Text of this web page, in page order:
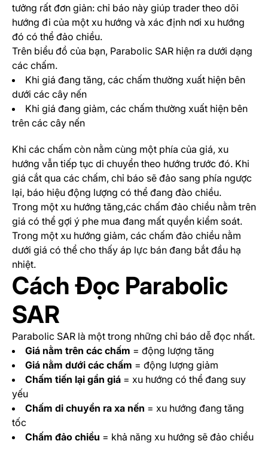
tưởng rất đơn giản: chỉ báo này giúp trader theo dõi
hướng đi của một xu hướng và xác định nơi xu hướng
đó có thể đảo chiều.
Trên biểu đồ của bạn, Parabolic SAR hiện ra dưới dạng
các chấm.
Khi giá đang tăng, các chấm thường xuất hiện bên
dưới các cây nến
Khi giá đang giảm, các chấm thường xuất hiện bên
trên các cây nến
Khi các chấm còn nằm cùng một phía của giá, xu
hướng vẫn tiếp tục di chuyển theo hướng trước đó. Khi
giá cắt qua các chấm, chỉ báo sẽ đảo sang phía ngược
lại, báo hiệu động lượng có thể đang đào chiều.
Trong một xu hướng tăng,các chấm đảo chiều nằm trên
giá có thể gợi ý phe mua đang mất quyền kiểm soát.
Trong một xu hướng giảm, các chấm đảo chiều nằm
dưới giá có thể cho thấy áp lực bán đang bắt đầu hạ
nhiệt.
Cách Đọc Parabolic
SAR
Parabolic SAR là một trong những chỉ báo dễ đọc nhất.
Giá nằm trên các chấm = động lượng tăng
Giá nằm dưới các chấm = động lượng giảm
Chấm tiến lại gần giá = xu hướng có thể đang suy
yếu
Chấm di chuyển ra xa nến = xu hướng đang tăng
tốc
Chấm đảo chiều = khả năng xu hướng sẽ đảo chiều